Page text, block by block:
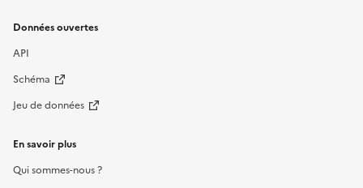
Données ouvertes
API
Schéma
Jeu de données
En savoir plus
Qui sommes-nous ?